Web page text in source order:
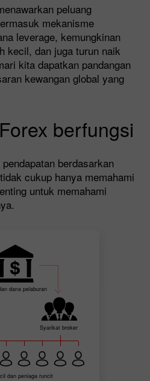
peluang
mekanisme
leverage, kemungkinan
kecil, dan juga turun naik
kita dapatkan pandangan
kewangan global yang
berfungsi
berdasarkan
cukup hanya memahami
untuk memahami
dana pelaburan
Syarikat broker
dan peniaga runcit